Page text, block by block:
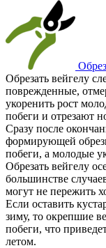
Обрезать вейгелу
поврежденные,
укоренить рост
побеги и отрезают
Сразу после
формирующей
побеги, а молодые
Обрезать вейгелу
большинстве
могут не пережить
Если оставить
зиму, то окрепшие
побеги, что
летом.